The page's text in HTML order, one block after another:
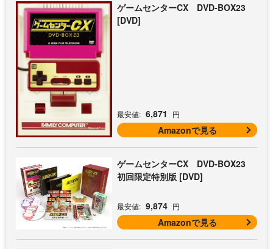
ゲームセンターCX DVD-BOX23
[DVD]
最安値: 6,871 円
Amazonで見る
ゲームセンターCX DVD-BOX23
初回限定特別版 [DVD]
最安値: 9,874 円
Amazonで見る